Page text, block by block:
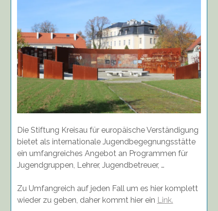
Die Stiftung Kreisau für europäische Verständigung
bietet als internationale Jugendbegegnungsstätte
ein umfangreiches Angebot an Programmen für
Jugendgruppen, Lehrer, Jugendbetreuer, …
Zu Umfangreich auf jeden Fall um es hier komplett
wieder zu geben, daher kommt hier ein Link.